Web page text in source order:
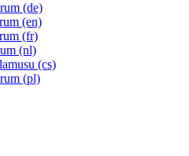
(de)
(en)
(fr)
(nl)
(cs)
(pl)